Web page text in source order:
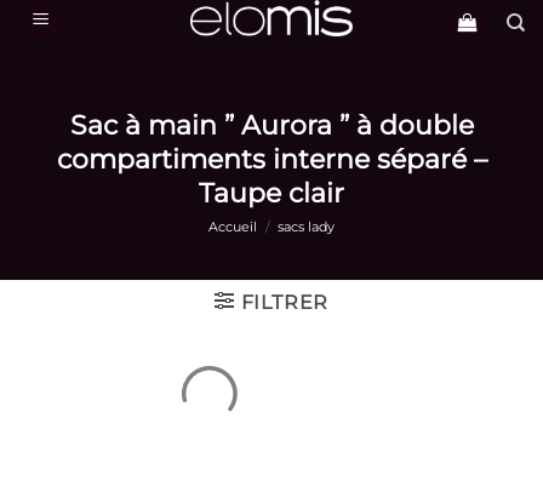
Passer
Sac à main ” Aurora ” à double
compartiments interne séparé –
Taupe clair
Accueil / sacs lady
FILTRER